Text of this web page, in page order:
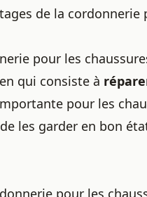
de la
pour les
qui consiste à
pour les
les garder en bon
pour les